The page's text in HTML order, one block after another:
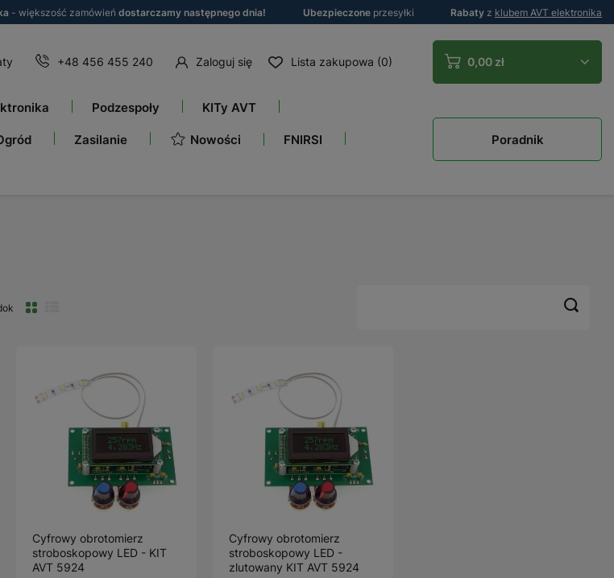
- większość zamówień dostarczamy następnego dnia! Ubezpieczone przesyłki Rabaty z klubem AVT elektronika
+48 456 455 240 Zaloguj się Lista zakupowa (0) 0,00 zł
Podzespoły KITy AVT
Zasilanie Nowości FNIRSI Poradnik
Cyfrowy obrotomierz
stroboskopowy LED - KIT
AVT 5924
Cyfrowy obrotomierz
stroboskopowy LED -
zlutowany KIT AVT 5924